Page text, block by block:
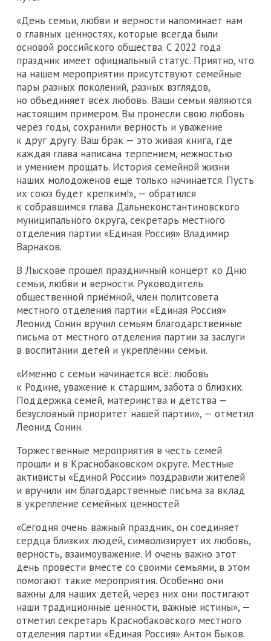
«День семьи, любви и верности напоминает нам
о главных ценностях, которые всегда были
основой российского общества. С 2022 года
праздник имеет официальный статус. Приятно, что
на нашем мероприятии присутствуют семейные
пары разных поколений, разных взглядов,
но объединяет всех любовь. Ваши семьи являются
настоящим примером. Вы пронесли свою любовь
через годы, сохранили верность и уважение
к друг другу. Ваш брак — это живая книга, где
каждая глава написана терпением, нежностью
и умением прощать. История семейной жизни
наших молодоженов еще только начинается. Пусть
их союз будет крепким!», — обратился
к собравшимся глава Дальнеконстантиновского
муниципального округа, секретарь местного
отделения партии «Единая Россия» Владимир
Варнаков.
В Лыскове прошел праздничный концерт ко Дню
семьи, любви и верности. Руководитель
общественной приёмной, член политсовета
местного отделения партии «Единая Россия»
Леонид Сонин вручил семьям благодарственные
письма от местного отделения партии за заслуги
в воспитании детей и укреплении семьи.
«Именно с семьи начинается всё: любовь
к Родине, уважение к старшим, забота о близких.
Поддержка семей, материнства и детства —
безусловный приоритет нашей партии», — отметил
Леонид Сонин.
Торжественные мероприятия в честь семей
прошли и в Краснобаковском округе. Местные
активисты «Единой России» поздравили жителей
и вручили им благодарственные письма за вклад
в укрепление семейных ценностей
«Сегодня очень важный праздник, он соединяет
сердца близких людей, символизирует их любовь,
верность, взаимоуважение. И очень важно этот
день провести вместе со своими семьями, в этом
помогают такие мероприятия. Особенно они
важны для наших детей, через них они постигают
наши традиционные ценности, важные истины», —
отметил секретарь Краснобаковского местного
отделения партии «Единая Россия» Антон Быков.